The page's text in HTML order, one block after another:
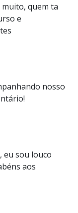
quem ta
e
nosso
eu sou louco
aos